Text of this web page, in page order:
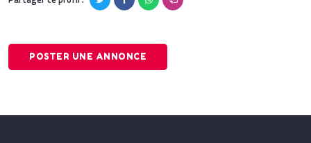
POSTER UNE ANNONCE